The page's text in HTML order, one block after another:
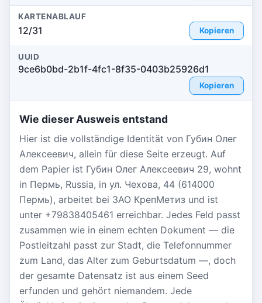
KARTENABLAUF
12/31 Kopieren
UUID
9ce6b0bd-2b1f-4fc1-8f35-0403b25926d1
Kopieren
Wie dieser Ausweis entstand
Hier ist die vollständige Identität von Губин Олег
Алексеевич, allein für diese Seite erzeugt. Auf
dem Papier ist Губин Олег Алексеевич 29, wohnt
in Пермь, Russia, in ул. Чехова, 44 (614000
Пермь), arbeitet bei ЗАО КрепМетиз und ist
unter +79838405461 erreichbar. Jedes Feld passt
zusammen wie in einem echten Dokument — die
Postleitzahl passt zur Stadt, die Telefonnummer
zum Land, das Alter zum Geburtsdatum —, doch
der gesamte Datensatz ist aus einem Seed
erfunden und gehört niemandem. Jede